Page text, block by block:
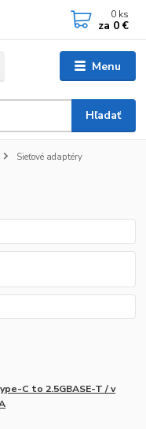
Menu
Hľadať
0 ks
za 0 €
Sieťové adaptéry
C to 2.5GBASE-T / v